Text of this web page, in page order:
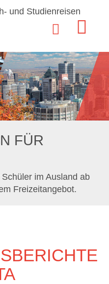
FÜR
im Ausland ab
Freizeitangebot.